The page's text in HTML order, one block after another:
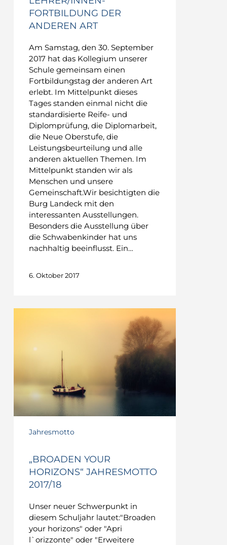
FORTBILDUNG DER
ANDEREN ART
Am Samstag, den 30. September
2017 hat das Kollegium unserer
Schule gemeinsam einen
Fortbildungstag der anderen Art
erlebt. Im Mittelpunkt dieses
Tages standen einmal nicht die
standardisierte Reife- und
Diplomprüfung, die Diplomarbeit,
die Neue Oberstufe, die
Leistungsbeurteilung und alle
anderen aktuellen Themen. Im
Mittelpunkt standen wir als
Menschen und unsere
Gemeinschaft.Wir besichtigten die
Burg Landeck mit den
interessanten Ausstellungen.
Besonders die Ausstellung über
die Schwabenkinder hat uns
nachhaltig beeinflusst. Ein…
6. Oktober 2017
Jahresmotto
„BROADEN YOUR
HORIZONS“ JAHRESMOTTO
2017/18
Unser neuer Schwerpunkt in
diesem Schuljahr lautet:"Broaden
your horizons" oder "Apri
l`orizzonte" oder "Erweitere